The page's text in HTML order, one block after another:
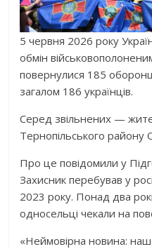
5 червня 2026 року
обмін
повернулися 185
загалом 186 українців.
Серед звільнених —
Тернопільського району
Про це повідомили у
Захисник перебував у
2023 року. Понад два
односельці чекали на
«Неймовірна новина: